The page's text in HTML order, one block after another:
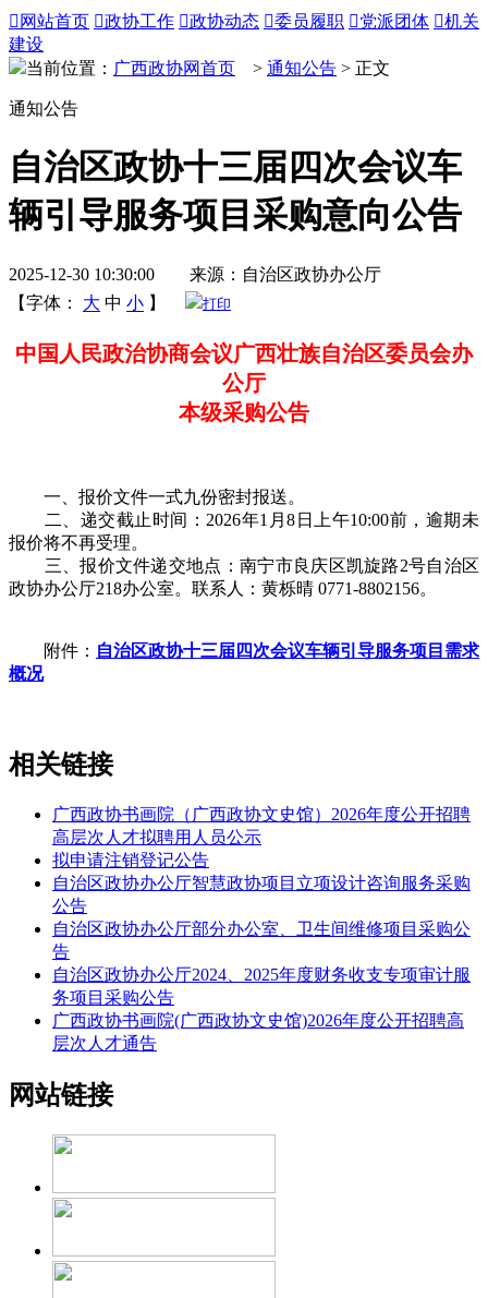
 网站首页 政协工作 政协动态 委员履职 党派团体 机关
建设
当前位置： 广西政协网首页 > 通知公告 > 正文
通知公告
自治区政协十三届四次会议车
辆引导服务项目采购意向公告
2025-12-30 10:30:00 来源：自治区政协办公厅
【字体：
大 中 小 】 打印
中国人民政治协商会议广西壮族自治区委员会办
公厅
本级采购公告
一、报价文件一式九份密封报送。
二、递交截止时间：2026年1月8日上午10:00前，逾期未
报价将不再受理。
三、报价文件递交地点：南宁市良庆区凯旋路2号自治区
政协办公厅218办公室。联系人：黄栎晴 0771-8802156。
附件： 自治区政协十三届四次会议车辆引导服务项目需求
概况
相关链接
广西政协书画院（广西政协文史馆）2026年度公开招聘
高层次人才拟聘用人员公示
拟申请注销登记公告
自治区政协办公厅智慧政协项目立项设计咨询服务采购
公告
自治区政协办公厅部分办公室、卫生间维修项目采购公
告
自治区政协办公厅2024、2025年度财务收支专项审计服
务项目采购公告
广西政协书画院(广西政协文史馆)2026年度公开招聘高
层次人才通告
网站链接